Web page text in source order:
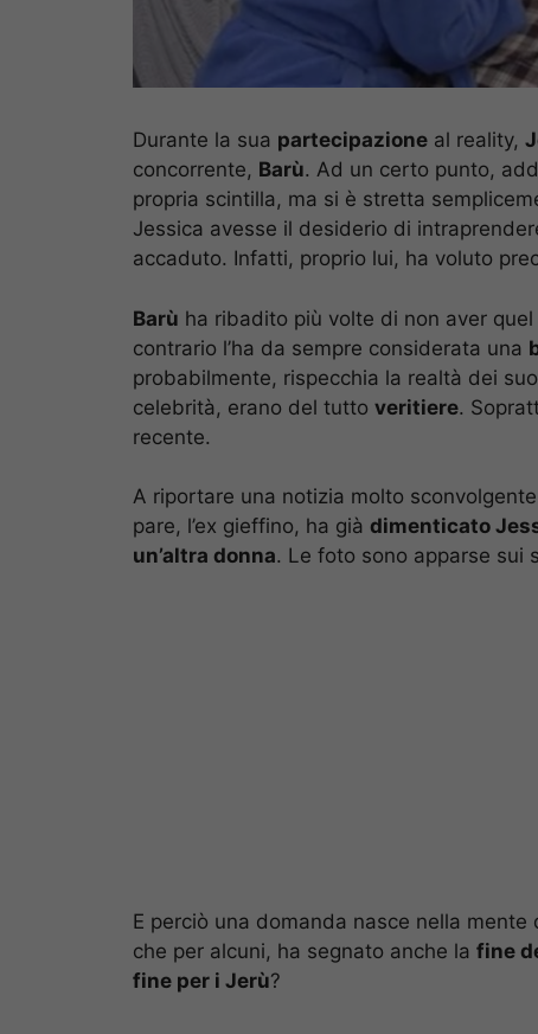
Durante la sua partecipazione al reality,
concorrente, Barù. Ad un certo punto,
propria scintilla, ma si è stretta
Jessica avesse il desiderio di
accaduto. Infatti, proprio lui, ha voluto
Barù ha ribadito più volte di non aver
contrario l’ha da sempre considerata una
probabilmente, rispecchia la realtà dei
celebrità, erano del tutto veritiere.
recente.
A riportare una notizia molto
pare, l’ex gieffino, ha già dimenticato
un’altra donna. Le foto sono apparse sui
E perciò una domanda nasce nella
che per alcuni, ha segnato anche la fine
fine per i Jerù?